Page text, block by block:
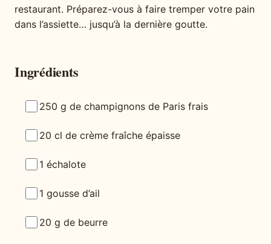
restaurant. Préparez-vous à faire tremper votre pain
dans l’assiette… jusqu’à la dernière goutte.
Ingrédients
250 g de champignons de Paris frais
20 cl de crème fraîche épaisse
1 échalote
1 gousse d’ail
20 g de beurre